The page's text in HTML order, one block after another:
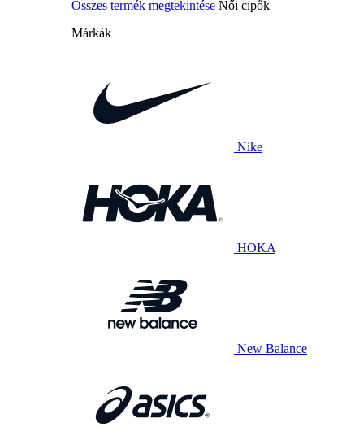
Összes termék megtekintése Női cipők
Márkák
Nike
HOKA
New Balance